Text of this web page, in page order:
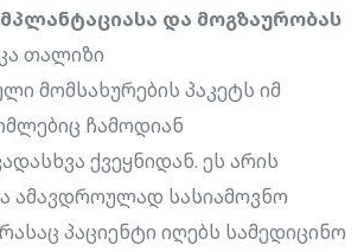
და მოგზაურობას
თალიზი
მომსახურების პაკეტს იმ
ჩამოდიან
ქვეყნიდან. ეს არის
ამავდროულად სასიამოვნო
პაციენტი იღებს სამედიცინო